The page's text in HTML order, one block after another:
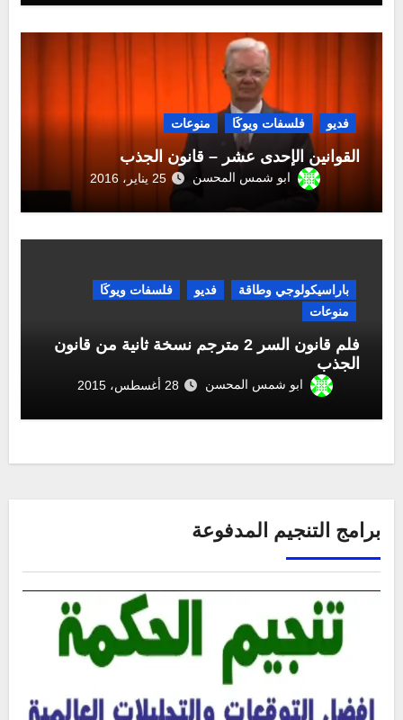
فديو فلسفات ويوكَا منوعات
القوانين الإحدى عشر – قانون الجذب
ابو شمس المحسن 25 يناير، 2016
باراسيكولوجي وطاقة فديو
فلسفات ويوكَا
منوعات
فلم قانون السر 2 مترجم نسخة ثانية من قانون
الجذب
ابو شمس المحسن 28 أغسطس، 2015
برامج التنجيم المدفوعة